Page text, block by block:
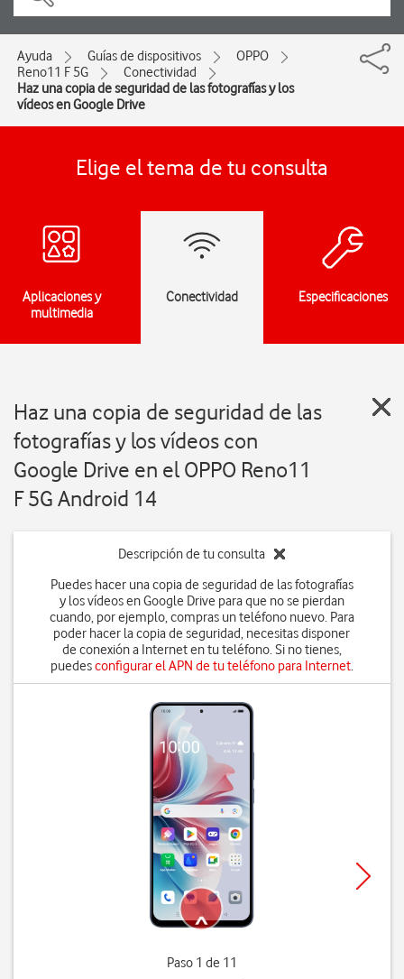
Ayuda Guías de dispositivos
OPPO
Reno11 F 5G
Conectividad
Haz una copia de seguridad de las fotografías y los
vídeos en Google Drive
Elige el tema de tu consulta
Aplicaciones y
multimedia
Conectividad Especificaciones
Haz una copia de seguridad de las
fotografías y los vídeos con
Google Drive en el OPPO Reno11
F 5G Android 14
Descripción de tu consulta
Puedes hacer una copia de seguridad de las fotografías
y los vídeos en Google Drive para que no se pierdan
cuando, por ejemplo, compras un teléfono nuevo. Para
poder hacer la copia de seguridad, necesitas disponer
de conexión a Internet en tu teléfono. Si no tienes,
puedesconfigurar el APN de tu teléfono para Internet.
Paso 1 de 11